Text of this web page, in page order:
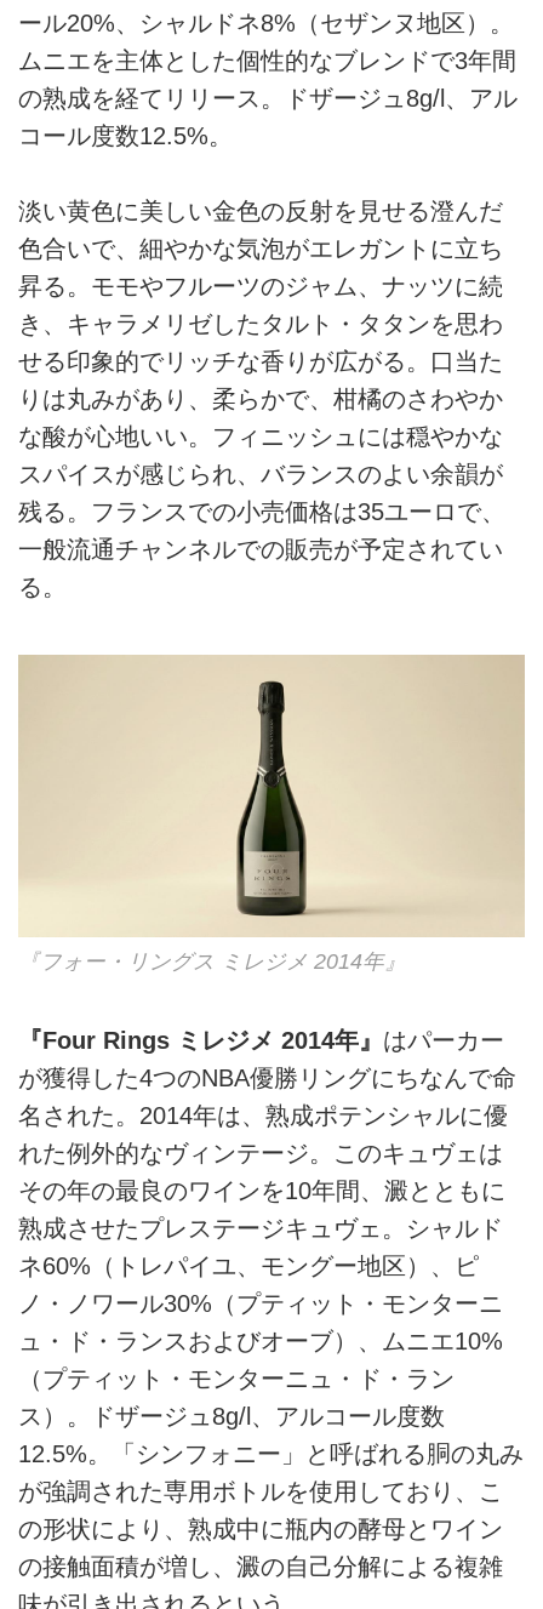
ール20%、シャルドネ8%（セザンヌ地区）。
ムニエを主体とした個性的なブレンドで3年間
の熟成を経てリリース。ドザージュ8g/l、アル
コール度数12.5%。
淡い黄色に美しい金色の反射を見せる澄んだ
色合いで、細やかな気泡がエレガントに立ち
昇る。モモやフルーツのジャム、ナッツに続
き、キャラメリゼしたタルト・タタンを思わ
せる印象的でリッチな香りが広がる。口当た
りは丸みがあり、柔らかで、柑橘のさわやか
な酸が心地いい。フィニッシュには穏やかな
スパイスが感じられ、バランスのよい余韻が
残る。フランスでの小売価格は35ユーロで、
一般流通チャンネルでの販売が予定されてい
る。
『フォー・リングス ミレジメ 2014年』
『Four Rings ミレジメ 2014年』 はパーカー
が獲得した4つのNBA優勝リングにちなんで命
名された。2014年は、熟成ポテンシャルに優
れた例外的なヴィンテージ。このキュヴェは
その年の最良のワインを10年間、澱とともに
熟成させたプレステージキュヴェ。シャルド
ネ60%（トレパイユ、モングー地区）、ピ
ノ・ノワール30%（プティット・モンターニ
ュ・ド・ランスおよびオーブ）、ムニエ10%
（プティット・モンターニュ・ド・ラン
ス）。ドザージュ8g/l、アルコール度数
12.5%。「シンフォニー」と呼ばれる胴の丸み
が強調された専用ボトルを使用しており、こ
の形状により、熟成中に瓶内の酵母とワイン
の接触面積が増し、澱の自己分解による複雑